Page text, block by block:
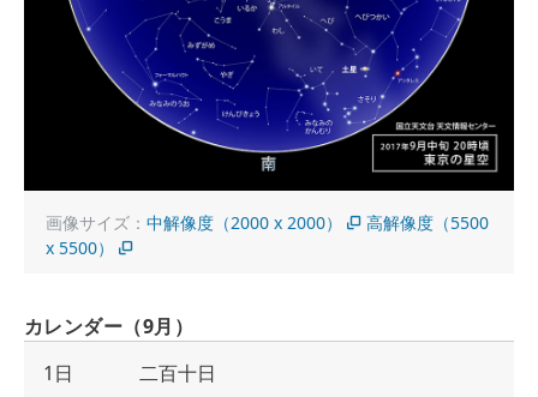
画像サイズ： 中解像度（2000 x 2000）
高解像度（5500
x 5500）
カレンダー（9月）
1日
二百十日